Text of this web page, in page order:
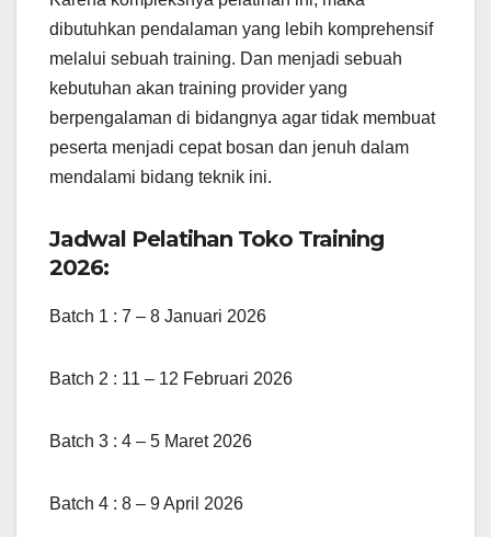
dibutuhkan pendalaman yang lebih komprehensif
melalui sebuah training. Dan menjadi sebuah
kebutuhan akan training provider yang
berpengalaman di bidangnya agar tidak membuat
peserta menjadi cepat bosan dan jenuh dalam
mendalami bidang teknik ini.
Jadwal Pelatihan Toko Training
2026:
Batch 1 : 7 – 8 Januari 2026
Batch 2 : 11 – 12 Februari 2026
Batch 3 : 4 – 5 Maret 2026
Batch 4 : 8 – 9 April 2026